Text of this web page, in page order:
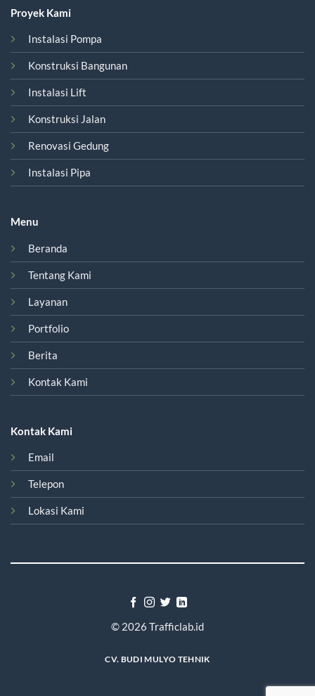
Proyek Kami
Instalasi Pompa
Konstruksi Bangunan
Instalasi Lift
Konstruksi Jalan
Renovasi Gedung
Instalasi Pipa
Menu
Beranda
Tentang Kami
Layanan
Portfolio
Berita
Kontak Kami
Kontak Kami
Email
Telepon
Lokasi Kami
© 2026 Trafficlab.id
CV. BUDI MULYO TEHNIK